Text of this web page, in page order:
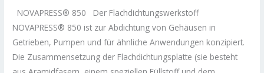
NOVAPRESS® 850 Der Flachdichtungswerkstoff
NOVAPRESS® 850 ist zur Abdichtung von Gehäusen in
Getrieben, Pumpen und für ähnliche Anwendungen konzipiert.
Die Zusammensetzung der Flachdichtungsplatte (sie besteht